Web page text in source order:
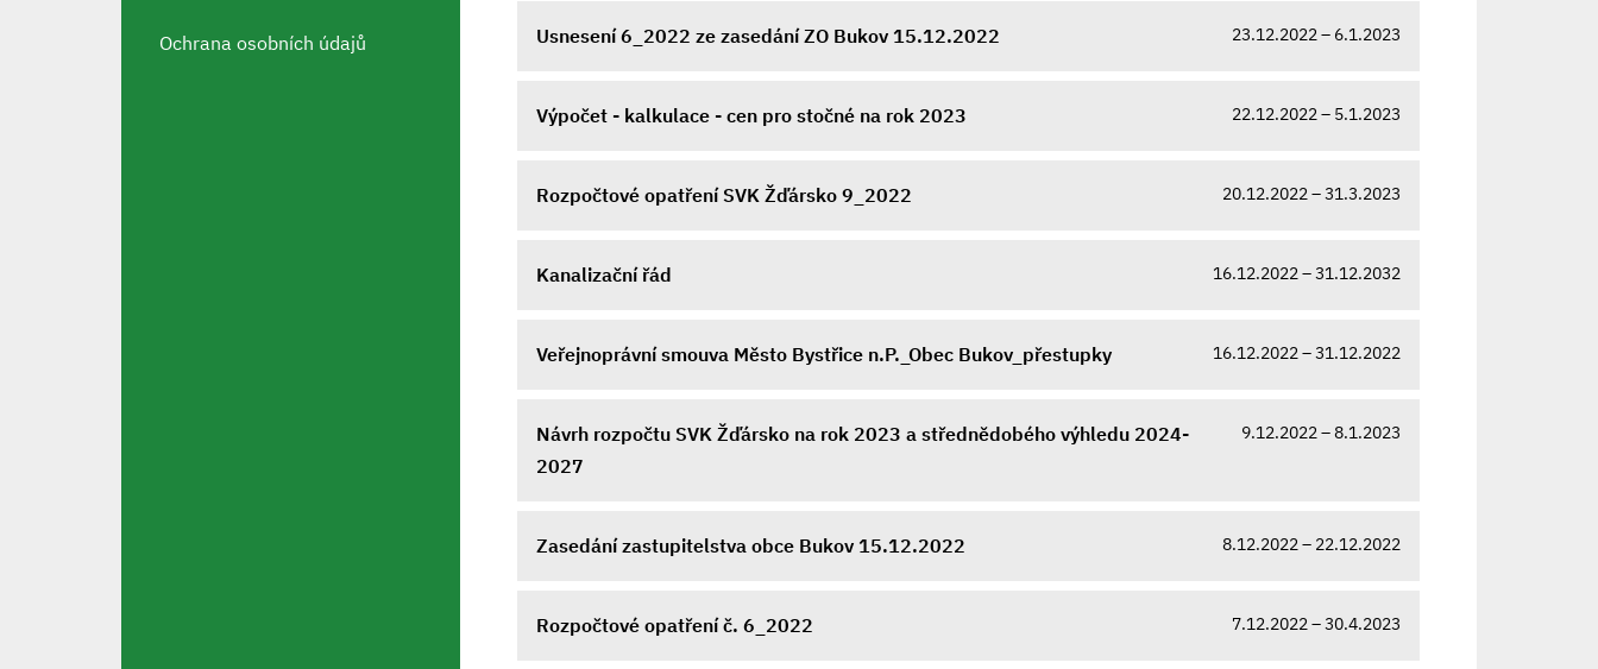
Usnesení 6_2022 ze zasedání ZO Bukov 15.12.2022 23.12.2022 – 6.1.2023
Výpočet - kalkulace - cen pro stočné na rok 2023 22.12.2022 – 5.1.2023
Rozpočtové opatření SVK Žďársko 9_2022 20.12.2022 – 31.3.2023
Kanalizační řád 16.12.2022 – 31.12.2032
Veřejnoprávní smouva Město Bystřice n.P._Obec Bukov_přestupky 16.12.2022 – 31.12.2022
Návrh rozpočtu SVK Žďársko na rok 2023 a střednědobého výhledu 2024-
2027
9.12.2022 – 8.1.2023
Zasedání zastupitelstva obce Bukov 15.12.2022 8.12.2022 – 22.12.2022
Rozpočtové opatření č. 6_2022 7.12.2022 – 30.4.2023
Ochrana osobních údajů